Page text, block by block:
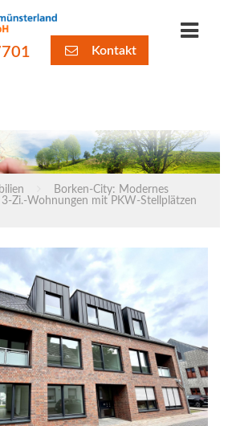
Kontakt
Borken-City: Modernes
Zi.-Wohnungen mit PKW-Stellplätzen